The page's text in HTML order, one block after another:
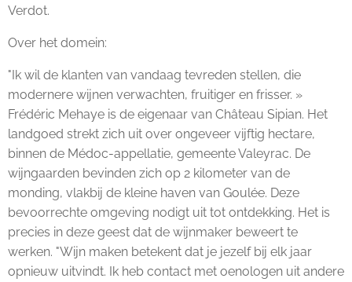
Verdot.
Over het domein:
"Ik wil de klanten van vandaag tevreden stellen, die
modernere wijnen verwachten, fruitiger en frisser. »
Frédéric Mehaye is de eigenaar van Château Sipian. Het
landgoed strekt zich uit over ongeveer vijftig hectare,
binnen de Médoc-appellatie, gemeente Valeyrac. De
wijngaarden bevinden zich op 2 kilometer van de
monding, vlakbij de kleine haven van Goulée. Deze
bevoorrechte omgeving nodigt uit tot ontdekking. Het is
precies in deze geest dat de wijnmaker beweert te
werken. "Wijn maken betekent dat je jezelf bij elk jaar
opnieuw uitvindt. Ik heb contact met oenologen uit andere